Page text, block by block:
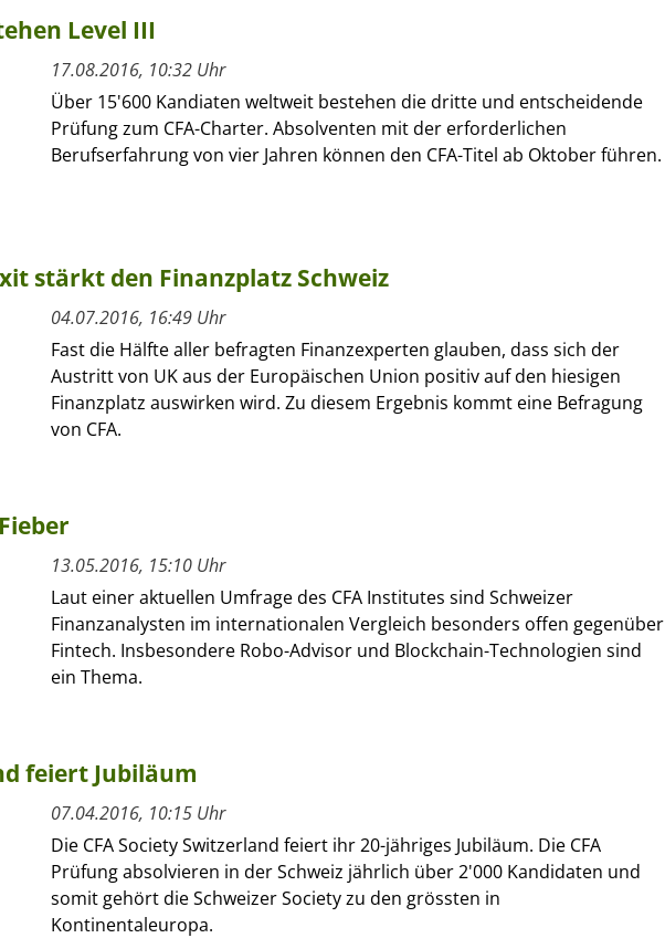
Level III
17.08.2016, 10:32 Uhr
Über 15'600 Kandiaten weltweit bestehen die dritte und entscheidende
Prüfung zum CFA-Charter. Absolventen mit der erforderlichen
Berufserfahrung von vier Jahren können den CFA-Titel ab Oktober führen.
stärkt den Finanzplatz Schweiz
04.07.2016, 16:49 Uhr
Fast die Hälfte aller befragten Finanzexperten glauben, dass sich der
Austritt von UK aus der Europäischen Union positiv auf den hiesigen
Finanzplatz auswirken wird. Zu diesem Ergebnis kommt eine Befragung
von CFA.
13.05.2016, 15:10 Uhr
Laut einer aktuellen Umfrage des CFA Institutes sind Schweizer
Finanzanalysten im internationalen Vergleich besonders offen gegenüber
Fintech. Insbesondere Robo-Advisor und Blockchain-Technologien sind
ein Thema.
feiert Jubiläum
07.04.2016, 10:15 Uhr
Die CFA Society Switzerland feiert ihr 20-jähriges Jubiläum. Die CFA
Prüfung absolvieren in der Schweiz jährlich über 2'000 Kandidaten und
somit gehört die Schweizer Society zu den grössten in
Kontinentaleuropa.